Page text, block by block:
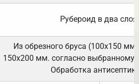
Рубероид в два слоя.
Из обрезного бруса (100х150
150х200 мм. согласно выбранному
Обработка